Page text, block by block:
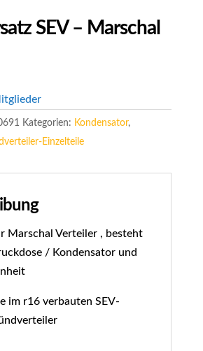
SEV – Marschal
Kategorien: Kondensator,
Einzelteile
Marschal Verteiler , besteht
/ Kondensator und
im r16 verbauten SEV-